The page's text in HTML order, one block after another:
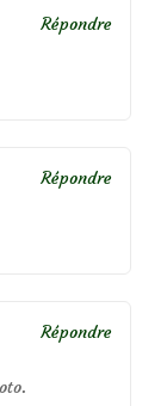
Répondre
Répondre
Répondre